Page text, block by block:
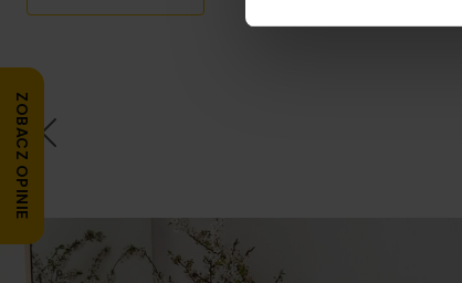
ZOBACZ OPINIE